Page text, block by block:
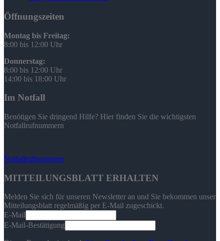
Öffnungszeiten
Montag bis Freitag:
8:00 bis 12:00 Uhr
Donnerstag:
8:00 bis 12:00 Uhr
14:00 bis 18:00 Uhr
Im Notfall
Benötigen Sie dringend Hilfe? Hier finden Sie die wichtigsten
Notfallrufnummern
Notfallrufnummern
MITTEILUNGSBLATT ERHALTEN
Melden Sie sich für unseren Newsletter an und Sie bekommen unser
Mitteilungsblatt regelmäßig per E-Mail zugeschickt.
E-Mail
E-Mail-Bestätigung